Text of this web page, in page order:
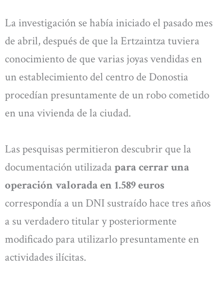
La investigación se había iniciado el pasado mes
de abril, después de que la Ertzaintza tuviera
conocimiento de que varias joyas vendidas en
un establecimiento del centro de Donostia
procedían presuntamente de un robo cometido
en una vivienda de la ciudad.
Las pesquisas permitieron descubrir que la
documentación utilizada para cerrar una
operación valorada en 1.589 euros
correspondía a un DNI sustraído hace tres años
a su verdadero titular y posteriormente
modificado para utilizarlo presuntamente en
actividades ilícitas.